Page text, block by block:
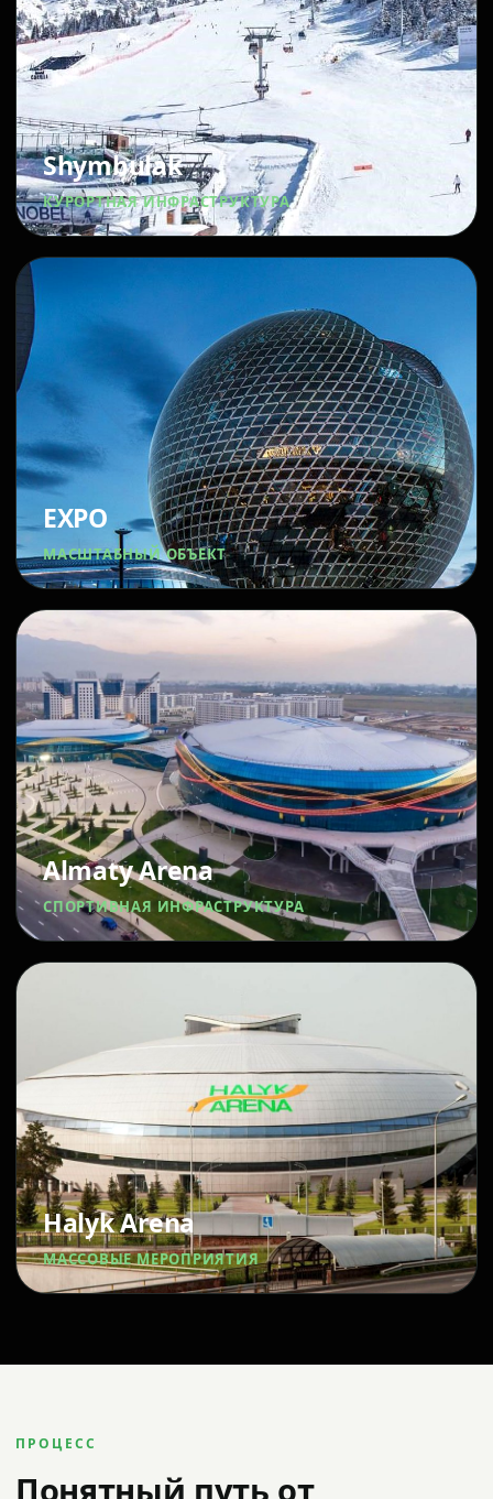
Shymbulak
КУРОРТНАЯ ИНФРАСТРУКТУРА
EXPO
МАСШТАБНЫЙ ОБЪЕКТ
Almaty Arena
СПОРТИВНАЯ ИНФРАСТРУКТУРА
Halyk Arena
МАССОВЫЕ МЕРОПРИЯТИЯ
ПРОЦЕСС
Понятный путь от